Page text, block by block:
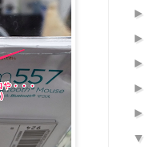
►
►
►
►
►
▼